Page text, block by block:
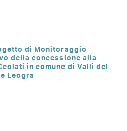
di Monitoraggio
della concessione alla
in comune di Valli del
Leogra